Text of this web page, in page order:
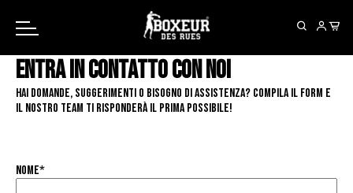
Spedizione gratuita sugli ordini superiori a 150€
Entra in Contatto con Noi
Hai domande, suggerimenti o bisogno di assistenza? Compila il form e
il nostro team ti risponderà il prima possibile!
Nome*